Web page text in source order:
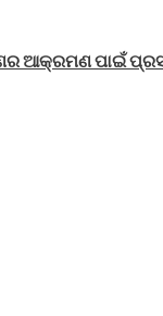
ଆକ୍ରମଣ ପାଇଁ